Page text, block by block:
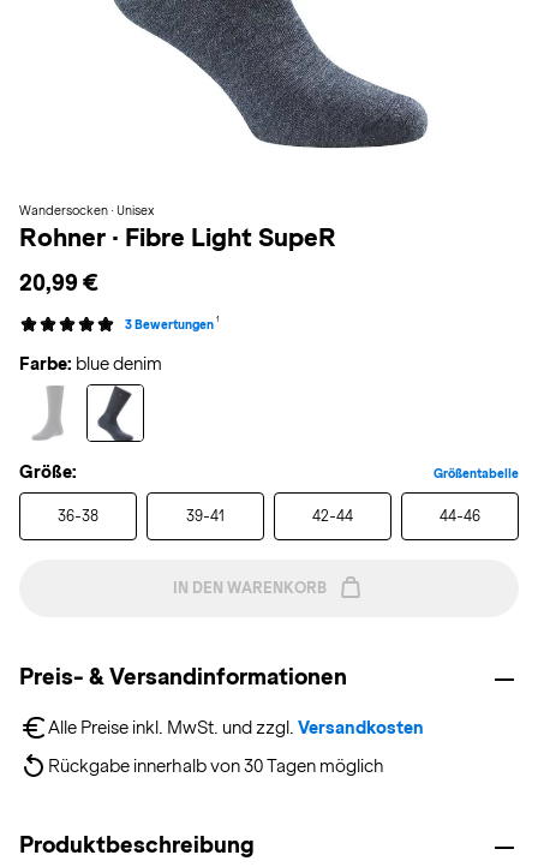
Wandersocken · Unisex
Rohner · Fibre Light SupeR
20,99 €
3 Bewertungen 1
Farbe: blue denim
Größe: Größentabelle
36-38 39-41 42-44 44-46
IN DEN WARENKORB
Preis- & Versandinformationen
Alle Preise inkl. MwSt. und zzgl. Versandkosten
Rückgabe innerhalb von 30 Tagen möglich
Produktbeschreibung